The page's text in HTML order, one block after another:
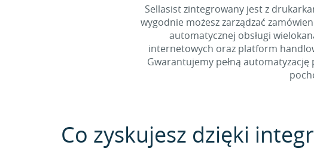
Sellasist zintegrowany jest z
wygodnie możesz zarządzać
automatycznej obsługi
internetowych oraz platform
Gwarantujemy pełną
Co zyskujesz dzięki